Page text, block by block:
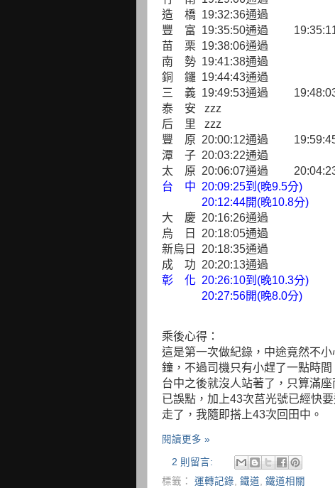
造 橋 19:32:36通過
豐 富 19:35:50通過 19:35:11
苗 栗 19:38:06通過
南 勢 19:41:38通過
銅 鑼 19:44:43通過
三 義 19:49:53通過 19:48:03
泰 安 zzz
后 里 zzz
豐 原 20:00:12通過 19:59:45
潭 子 20:03:22通過
太 原 20:06:07通過 20:04:23
台 中 20:09:25到(晚9.5分)
20:12:44開(晚10.8分)
大 慶 20:16:26通過
烏 日 20:18:05通過
新烏日 20:18:35通過
成 功 20:20:13通過
彰 化 20:26:10到(晚10.3分)
20:27:56開(晚8.0分)
乘後心得：
這是第一次做紀錄，中途竟然不
鐘，不過司機只有小趕了一點時
台中之後就沒人站著了，只算滿
已誤點，加上43次莒光號已經快
走了，我隨即搭上43次回田中。
閱讀更多 »
2 則留言:
標籤： 運轉記錄, 鐵道, 鐵道相關